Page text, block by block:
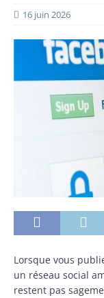
16 juin 2026
Lorsque vous
un réseau social
restent pas